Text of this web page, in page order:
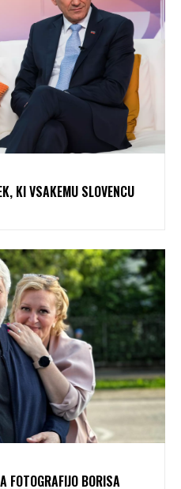
KI VSAKEMU SLOVENCU
FOTOGRAFIJO BORISA